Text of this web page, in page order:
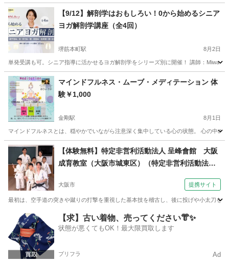
大阪 大阪市
【9/12】解剖学はおもしろい！0から始めるシニア
ヨガ解剖学講座（全4回）
堺筋本町駅 8月2日
単発受講も可。シニア指導に活かせるヨガ解剖学をシリーズ別に開催！ 講師：Miwa
大阪 大阪市 堺筋本町駅 解剖学
マインドフルネス・ムーブ・メディテーション 体
験￥1,000
金剛駅 8月1日
マインドフルネスとは、穏やかでいながら注意深く集中している心の状態。 心の中
大阪 大阪狭山市 金剛駅 ヨガ マインドフルネス
【体験無料】特定非営利活動法人 呈峰會館 大阪
成育教室（大阪市城東区）（特定非営利活動法人
時～）
大阪市 提携サイト
最初は、空手道の突きや蹴りの打撃を重視した基本技を稽古し、後に投げや小太刀を
大阪 大阪市 空手/他格闘技
【求】古い着物、売ってください👘✨
状態が悪くてもOK！最大限買取します
プリフラ Ad